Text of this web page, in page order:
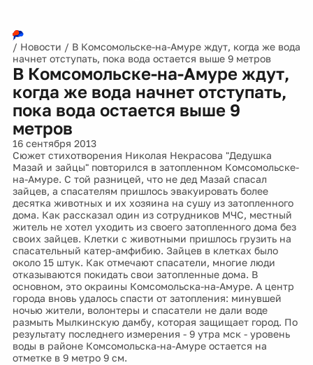
/ Новости / В Комсомольске-на-Амуре ждут, когда же вода
начнет отступать, пока вода остается выше 9 метров
В Комсомольске-на-Амуре ждут,
когда же вода начнет отступать,
пока вода остается выше 9
метров
16 сентября 2013
Сюжет стихотворения Николая Некрасова "Дедушка
Мазай и зайцы" повторился в затопленном Комсомольске-
на-Амуре. С той разницей, что не дед Мазай спасал
зайцев, а спасателям пришлось эвакуировать более
десятка животных и их хозяина на сушу из затопленного
дома. Как рассказал один из сотрудников МЧС, местный
житель не хотел уходить из своего затопленного дома без
своих зайцев. Клетки с животными пришлось грузить на
спасательный катер-амфибию. Зайцев в клетках было
около 15 штук. Как отмечают спасатели, многие люди
отказываются покидать свои затопленные дома. В
основном, это окраины Комсомольска-на-Амуре. А центр
города вновь удалось спасти от затопления: минувшей
ночью жители, волонтеры и спасатели не дали воде
размыть Мылкинскую дамбу, которая защищает город. По
результату последнего измерения - 9 утра мск - уровень
воды в районе Комсомольска-на-Амуре остается на
отметке в 9 метро 9 см.